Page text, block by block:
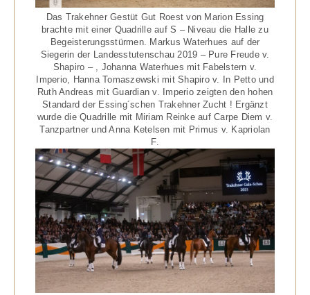
Das Trakehner Gestüt Gut Roest von Marion Essing
brachte mit einer Quadrille auf S – Niveau die Halle zu
Begeisterungsstürmen. Markus Waterhues auf der
Siegerin der Landesstutenschau 2019 – Pure Freude v.
Shapiro – , Johanna Waterhues mit Fabelstern v.
Imperio, Hanna Tomaszewski mit Shapiro v. In Petto und
Ruth Andreas mit Guardian v. Imperio zeigten den hohen
Standard der Essing´schen Trakehner Zucht ! Ergänzt
wurde die Quadrille mit Miriam Reinke auf Carpe Diem v.
Tanzpartner und Anna Ketelsen mit Primus v. Kapriolan
F.